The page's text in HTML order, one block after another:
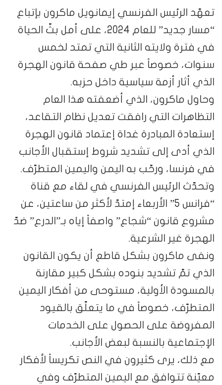
تعهّد الرئيس الفرنسي إيمانويل ماكرون بإتباع
“مسار جديد” للعام 2024، على أمل بثّ الحياة
في فترة ولايته الثانية التي تمتد لخمس
سنوات، خصوصاً عبر طي صفحة قانون الهجرة
الذي أثار أزمة سياسية داخل حزبه.
وحاول ماكرون، الذي أضعفته هذا العام
التظاهرات التي رافقت تعديل نظام التقاعد،
إستعادة المبادرة غداة إعتماد قانون الهجرة
الذي أدى إلى تشديد شروط إستقبال الأجانب
في فرنسا، ورحّب به اليمن واليمين المتطرّف.
وتحدّث الرئيس الفرنسي في لقاء مع قناة
“فرانس 5” الأربعاء إمتدّ لأكثر من ساعتين، عن
مشروع قانون “شجاع” واصفاً إياه بـ”الدرع” ضدّ
الهجرة غير الشرعية.
ونفى ماكرون بشكل قاطع أن يكون القانون
الذي تمّ تشديد بنوده بشكل كبير مقارنة
بالمسودة الأولية، مستوحى من أفكار اليمين
المتطرّف، خصوصاً في ما يتعلّق بالقيود
المفروضة على الحصول على الخدمات
الإجتماعية بالنسبة لبعض الأجانب.
مع ذلك، يرى كثيرون في النص تكريساً لأفكار
معيّنة تتوافق مع اليمين المتطرّف وفي